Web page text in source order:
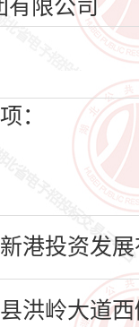
有限公司
：
港投资发
洪岭大道西